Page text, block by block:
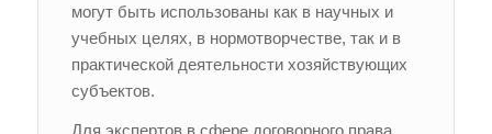
могут быть использованы как в научных и
учебных целях, в нормотворчестве, так и в
практической деятельности хозяйствующих
субъектов.